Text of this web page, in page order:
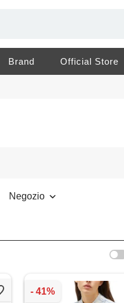
Brand Official Store
Negozio